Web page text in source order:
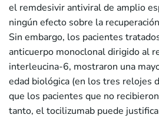
el remdesivir antiviral de amplio
ningún efecto sobre la
Sin embargo, los pacientes
anticuerpo monoclonal dirigido al
interleucina-6, mostraron una
edad biológica (en los tres relojes
que los pacientes que no
tanto, el tocilizumab puede